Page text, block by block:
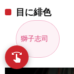
目に緋色
獅子志司
swipe 指先で音楽をブ